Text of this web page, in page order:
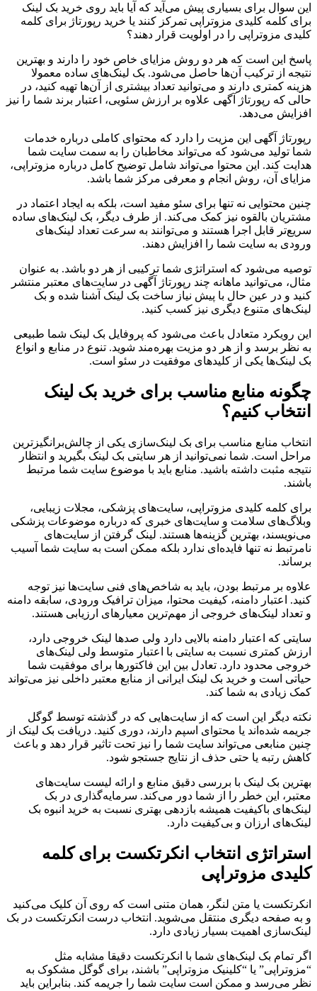
این سوال برای بسیاری پیش می‌آید که آیا باید روی خرید بک لینک
برای کلمه کلیدی مزوتراپی تمرکز کنند یا خرید رپورتاژ برای کلمه
کلیدی مزوتراپی را در اولویت قرار دهند؟
پاسخ این است که هر دو روش مزایای خاص خود را دارند و بهترین
نتیجه از ترکیب آن‌ها حاصل می‌شود. بک لینک‌های ساده معمولا
هزینه کمتری دارند و می‌توانید تعداد بیشتری از آن‌ها تهیه کنید، در
حالی که رپورتاژ آگهی علاوه بر ارزش سئویی، اعتبار برند شما را نیز
افزایش می‌دهد.
رپورتاژ آگهی این مزیت را دارد که محتوای کاملی درباره خدمات
شما تولید می‌شود که می‌تواند مخاطبان را به سمت سایت شما
هدایت کند. این محتوا می‌تواند شامل توضیح کامل درباره مزوتراپی،
مزایای آن، روش انجام و معرفی مرکز شما باشد.
چنین محتوایی نه تنها برای سئو مفید است، بلکه به ایجاد اعتماد در
مشتریان بالقوه نیز کمک می‌کند. از طرف دیگر، بک لینک‌های ساده
سریع‌تر قابل اجرا هستند و می‌توانند به سرعت تعداد لینک‌های
ورودی به سایت شما را افزایش دهند.
توصیه می‌شود که استراتژی شما ترکیبی از هر دو باشد. به عنوان
مثال، می‌توانید ماهانه چند رپورتاژ آگهی در سایت‌های معتبر منتشر
کنید و در عین حال با پیش نیاز ساخت بک لینک آشنا شده و بک
لینک‌های متنوع دیگری نیز کسب کنید.
این رویکرد متعادل باعث می‌شود که پروفایل بک لینک شما طبیعی
به نظر برسد و از هر دو مزیت بهره‌مند شوید. تنوع در منابع و انواع
بک لینک‌ها یکی از کلیدهای موفقیت در سئو است.
چگونه منابع مناسب برای خرید بک لینک
انتخاب کنیم؟
انتخاب منابع مناسب برای بک لینک‌سازی یکی از چالش‌برانگیزترین
مراحل است. شما نمی‌توانید از هر سایتی بک لینک بگیرید و انتظار
نتیجه مثبت داشته باشید. منابع باید با موضوع سایت شما مرتبط
باشند.
برای کلمه کلیدی مزوتراپی، سایت‌های پزشکی، مجلات زیبایی،
وبلاگ‌های سلامت و سایت‌های خبری که درباره موضوعات پزشکی
می‌نویسند، بهترین گزینه‌ها هستند. لینک گرفتن از سایت‌های
نامرتبط نه تنها فایده‌ای ندارد بلکه ممکن است به سایت شما آسیب
برساند.
علاوه بر مرتبط بودن، باید به شاخص‌های فنی سایت‌ها نیز توجه
کنید. اعتبار دامنه، کیفیت محتوا، میزان ترافیک ورودی، سابقه دامنه
و تعداد لینک‌های خروجی از مهم‌ترین معیارهای ارزیابی هستند.
سایتی که اعتبار دامنه بالایی دارد ولی صدها لینک خروجی دارد،
ارزش کمتری نسبت به سایتی با اعتبار متوسط ولی لینک‌های
خروجی محدود دارد. تعادل بین این فاکتورها برای موفقیت شما
حیاتی است و خرید بک لینک ایرانی از منابع معتبر داخلی نیز می‌تواند
کمک زیادی به شما کند.
نکته دیگر این است که از سایت‌هایی که در گذشته توسط گوگل
جریمه شده‌اند یا محتوای اسپم دارند، دوری کنید. دریافت بک لینک از
چنین منابعی می‌تواند سایت شما را نیز تحت تاثیر قرار دهد و باعث
کاهش رتبه یا حتی حذف از نتایج جستجو شود.
بهترین بک لینک با بررسی دقیق منابع و ارائه لیست سایت‌های
معتبر، این خطر را از شما دور می‌کند. سرمایه‌گذاری در بک
لینک‌های باکیفیت همیشه بازدهی بهتری نسبت به خرید انبوه بک
لینک‌های ارزان و بی‌کیفیت دارد.
استراتژی انتخاب انکرتکست برای کلمه
کلیدی مزوتراپی
انکرتکست یا متن لنگر، همان متنی است که روی آن کلیک می‌کنید
و به صفحه دیگری منتقل می‌شوید. انتخاب درست انکرتکست در بک
لینک‌سازی اهمیت بسیار زیادی دارد.
اگر تمام بک لینک‌های شما با انکرتکست دقیقا مشابه مثل
“مزوتراپی” یا “کلینیک مزوتراپی” باشند، برای گوگل مشکوک به
نظر می‌رسد و ممکن است سایت شما را جریمه کند. بنابراین باید